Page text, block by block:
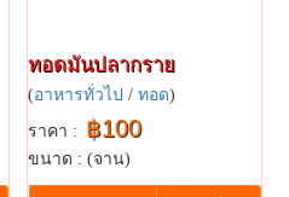
ทอดมันปลากราย
(อาหารทั่วไป / ทอด)
ราคา : ฿100
ขนาด : (จาน)
...